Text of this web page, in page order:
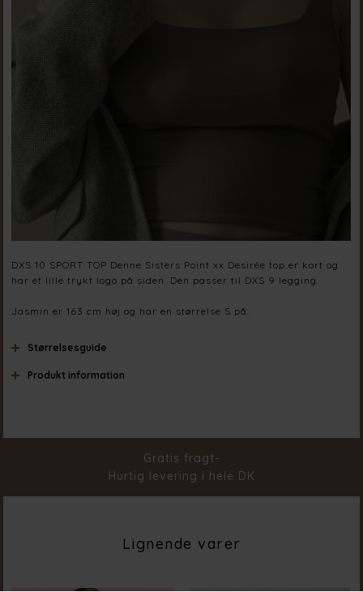
DXS 10 SPORT TOP Denne Sisters Point xx Desirèe top er kort og
har et lille trykt logo på siden. Den passer til DXS 9 legging.
Jasmin er 163 cm høj og har en størrelse S på.
Størrelsesguide
Produkt information
Gratis fragt-
Hurtig levering i hele DK
Lignende varer